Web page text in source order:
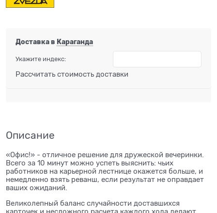
Доставка в Караганда
Укажите индекс:
Рассчитать стоимость доставки
Описание
«Офис!» - отличное решение для дружеской вечеринки.
Всего за 10 минут можно успеть выяснить: чьих
работников на карьерной лестнице окажется больше, и
немедленно взять реванш, если результат не оправдает
ваших ожиданий.
Великолепный баланс случайности доставшихся